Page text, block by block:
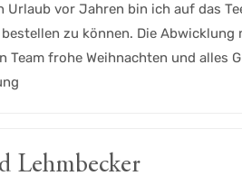
Urlaub vor Jahren bin ich auf das
bestellen zu können. Die
Team frohe Weihnachten und alles
Lehmbecker